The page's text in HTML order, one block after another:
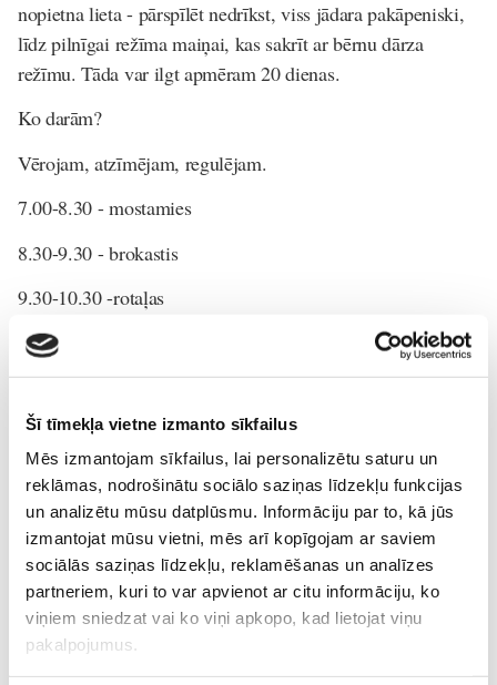
Šī tīmekļa vietne izmanto sīkfailus
Mēs izmantojam sīkfailus, lai personalizētu saturu un
reklāmas, nodrošinātu sociālo saziņas līdzekļu funkcijas
un analizētu mūsu datplūsmu. Informāciju par to, kā jūs
izmantojat mūsu vietni, mēs arī kopīgojam ar saviem
sociālās saziņas līdzekļu, reklamēšanas un analīzes
partneriem, kuri to var apvienot ar citu informāciju, ko
viņiem sniedzat vai ko viņi apkopo, kad lietojat viņu
pakalpojumus.
nopietna lieta - pārspīlēt nedrīkst, viss jādara pakāpeniski,
līdz pilnīgai režīma maiņai, kas sakrīt ar bērnu dārza
režīmu. Tāda var ilgt apmēram 20 dienas.
Ko darām?
Vērojam, atzīmējam, regulējam.
7.00-8.30 - mostamies
8.30-9.30 - brokastis
9.30-10.30 -rotaļas
10.40-11.40 - pastaiga
12.00-12.30 – pusdienas
12.40-14.40 – diendusa
15.00-15.20 – launags
15.30-17.00 - rotaļas mājās
17.00-18.30 – pastaiga
19.30-20.00 - vakariņas
20.00-20.30 - vakara rituāls (mierīgas rotaļas, vannošanās,